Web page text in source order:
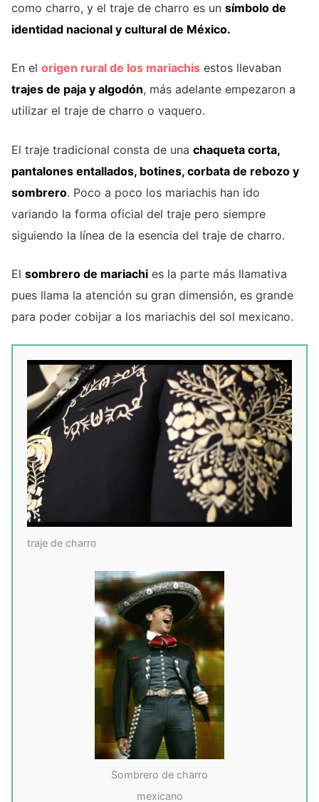
como charro, y el traje de charro es un símbolo de
identidad nacional y cultural de México.
En el origen rural de los mariachis estos llevaban
trajes de paja y algodón, más adelante empezaron a
utilizar el traje de charro o vaquero.
El traje tradicional consta de una chaqueta corta,
pantalones entallados, botines, corbata de rebozo y
sombrero. Poco a poco los mariachis han ido
variando la forma oficial del traje pero siempre
siguiendo la línea de la esencia del traje de charro.
El sombrero de mariachi es la parte más llamativa
pues llama la atención su gran dimensión, es grande
para poder cobijar a los mariachis del sol mexicano.
traje de charro
Sombrero de charro
mexicano